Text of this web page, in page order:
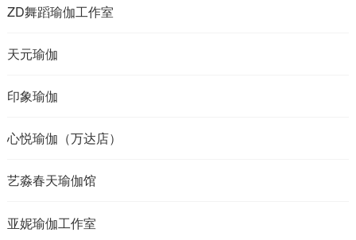
ZD舞蹈瑜伽工作室
天元瑜伽
印象瑜伽
心悦瑜伽（万达店）
艺淼春天瑜伽馆
亚妮瑜伽工作室